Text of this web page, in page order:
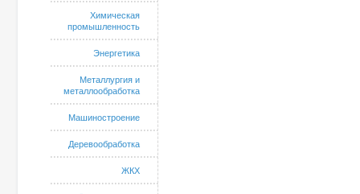
Химическая
промышленность
Энергетика
Металлургия и
металлообработка
Машиностроение
Деревообработка
ЖКХ